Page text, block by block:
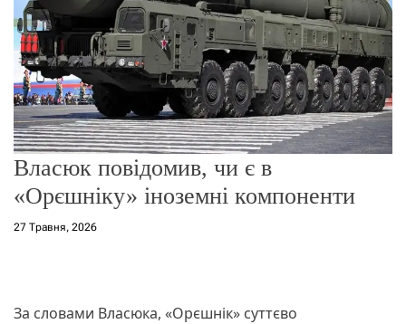
у
Власюк повідомив, чи є в
«Орєшніку» іноземні компоненти
27 Травня, 2026
За словами Власюка, «Орєшнік» суттєво